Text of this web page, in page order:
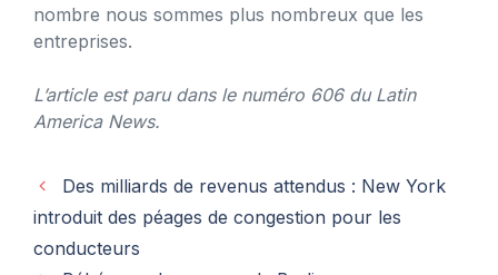
nombre nous sommes plus nombreux que les
entreprises.
L’article est paru dans le numéro 606 du Latin
America News.
Des milliards de revenus attendus : New York
introduit des péages de congestion pour les
conducteurs